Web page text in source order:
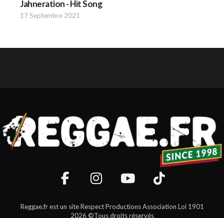
Jahneration - Hit Song
17 Septembre 2021
Reggae.fr est un site Respect Productions Association Loi 1901
2026 ©Tous droits réservés